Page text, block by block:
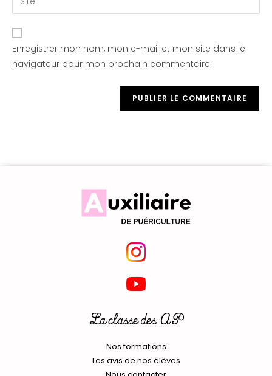
Enregistrer mon nom, mon e-mail et mon site dans le
navigateur pour mon prochain commentaire.
La classe des AP
Nos formations
Les avis de nos élèves